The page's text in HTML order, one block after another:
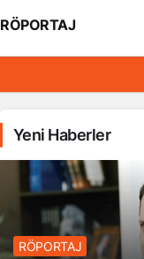
RÖPORTAJ
Yeni Haberler
RÖPORTAJ